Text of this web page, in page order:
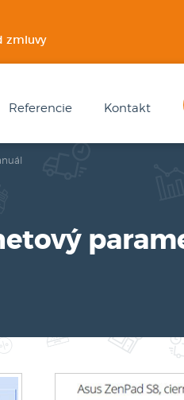
zmluvy
Referencie Kontakt